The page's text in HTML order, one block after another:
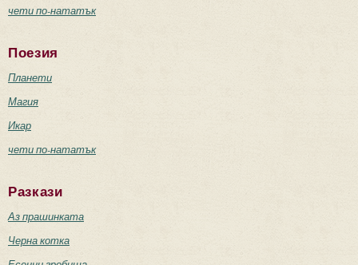
чети по-нататък
Поезия
Планети
Магия
Икар
чети по-нататък
Разкази
Аз прашинката
Черна котка